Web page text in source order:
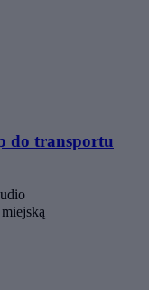
do transportu